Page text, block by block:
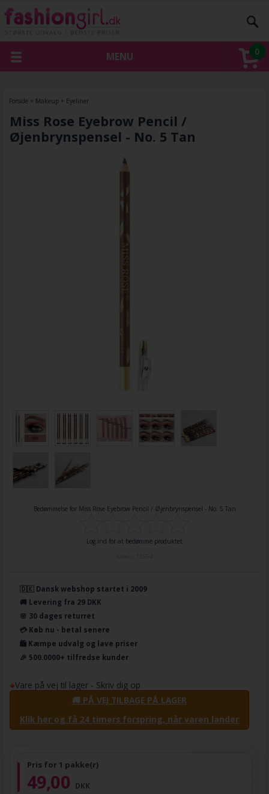
0
MENU
Forside » Makeup» Eyeliner
Miss Rose Eyebrow Pencil /
Øjenbrynspensel - No. 5 Tan
Bedømmelse for Miss Rose Eyebrow Pencil / Øjenbrynspensel - No. 5 Tan
Log ind for at bedømme produktet
🇩🇰 Dansk webshop startet i 2009
🚚 Levering fra 29 DKK
🌸 30 dages returret
💳 Køb nu - betal senere
🛍️ Kæmpe udvalg og lave priser
🎉 500.0000+ tilfredse kunder
Vare på vej til lager - Skriv dig op
🚚 PÅ VEJ TILBAGE PÅ LAGER
Klik her og få 24 timers forspring, når varen lander
Pris for 1 pakke(r)
49,00 DKK